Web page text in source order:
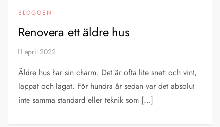
BLOGGEN
Renovera ett äldre hus
Äldre hus har sin charm. Det är ofta lite snett och vint,
lappat och lagat. För hundra år sedan var det absolut
inte samma standard eller teknik som […]